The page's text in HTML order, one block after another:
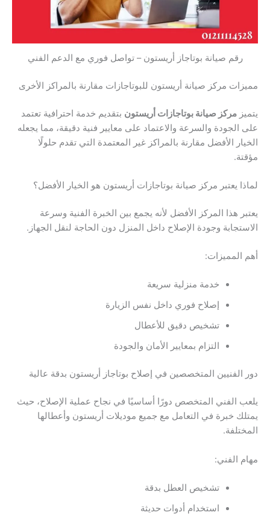
رقم صيانة بوتاجاز أريستون – تواصل فوري مع الدعم الفني
مميزات مركز صيانة أريستون للبوتاجازات مقارنة بالمراكز الأخرى
يتميز مركز صيانة بوتاجازات أريستون بتقديم خدمة احترافية تعتمد
على الجودة والسرعة والاعتماد على معايير فنية دقيقة، مما يجعله
الخيار الأفضل مقارنة بالمراكز غير المعتمدة التي تقدم حلولًا
مؤقتة.
لماذا يعتبر مركز صيانة بوتاجازات أريستون هو الخيار الأفضل؟
يعتبر هذا المركز الأفضل لأنه يجمع بين الخبرة الفنية وسرعة
الاستجابة وجودة الإصلاح داخل المنزل دون الحاجة لنقل الجهاز.
أهم المميزات:
خدمة منزلية سريعة
إصلاح فوري داخل نفس الزيارة
تشخيص دقيق للأعطال
التزام بمعايير الأمان والجودة
دور الفنيين المتخصصين في إصلاح بوتاجاز أريستون بدقة عالية
يلعب الفني المتخصص دورًا أساسيًا في نجاح عملية الإصلاح، حيث
يمتلك خبرة في التعامل مع جميع موديلات أريستون وأعطالها
المختلفة.
مهام الفني:
تشخيص العطل بدقة
استخدام أدوات حديثة